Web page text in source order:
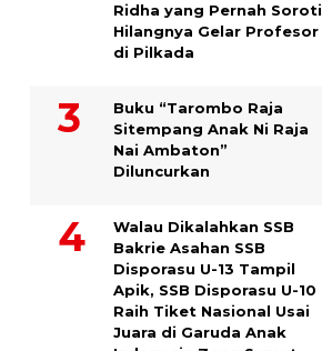
Ridha yang Pernah Soroti
Hilangnya Gelar Profesor
di Pilkada
Buku “Tarombo Raja
Sitempang Anak Ni Raja
Nai Ambaton”
Diluncurkan
Walau Dikalahkan SSB
Bakrie Asahan SSB
Disporasu U-13 Tampil
Apik, SSB Disporasu U-10
Raih Tiket Nasional Usai
Juara di Garuda Anak